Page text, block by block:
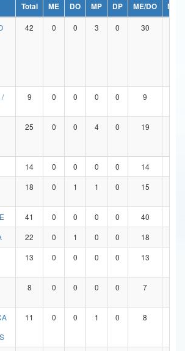
Inovações e Comunicações
Regional
e dos Direitos Humanos
Total ME DO MP DP ME/DO
MP/
42 0 0 3 0 30
/
9 0 0 0 0 9
25 0 0 4 0 19
14 0 0 0 0 14
18 0 1 1 0 15
41 0 0 0 0 40
22 0 1 0 0 18
13 0 0 0 0 13
8 0 0 0 0 7
11 0 0 1 0 8